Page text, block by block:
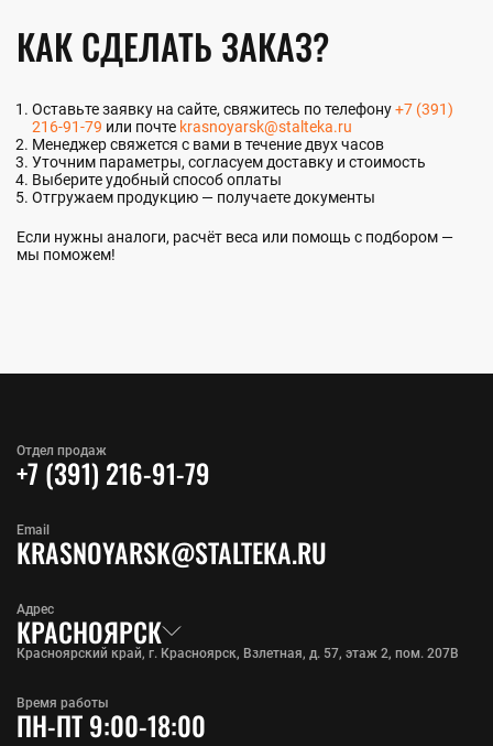
КАК СДЕЛАТЬ ЗАКАЗ?
Оставьте заявку на сайте, свяжитесь по телефону+7 (391)
216-91-79 или почте krasnoyarsk@stalteka.ru
Менеджер свяжется с вами в течение двух часов
Уточним параметры, согласуем доставку и стоимость
Выберите удобный способ оплаты
Отгружаем продукцию — получаете документы
Если нужны аналоги, расчёт веса или помощь с подбором —
мы поможем!
Отдел продаж
+7 (391) 216-91-79
Адрес
КРАСНОЯРСК
Красноярский край, г. Красноярск, Взлетная, д. 57, этаж 2, пом. 207В
Email
KRASNOYARSK@STALTEKA.RU
Время работы
ПН-ПТ 9:00-18:00